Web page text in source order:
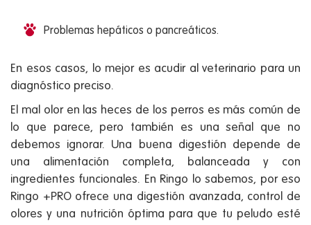
Problemas hepáticos o pancreáticos.
En esos casos, lo mejor es acudir al veterinario para un
diagnóstico preciso.
El mal olor en las heces de los perros es más común de
lo que parece, pero también es una señal que no
debemos ignorar. Una buena digestión depende de
una alimentación completa, balanceada y con
ingredientes funcionales. En Ringo lo sabemos, por eso
Ringo +PRO ofrece una digestión avanzada, control de
olores y una nutrición óptima para que tu peludo esté